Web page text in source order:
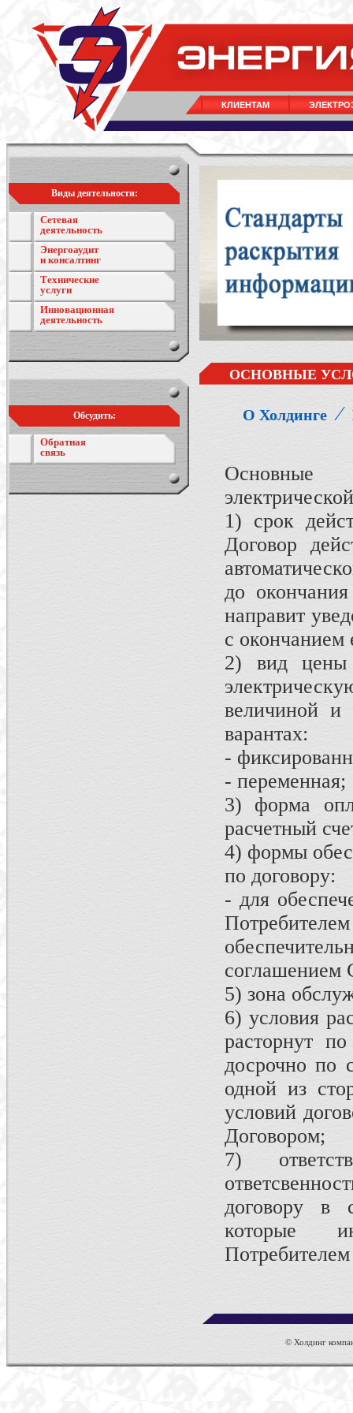
КЛИЕНТАМ
Виды деятельности:
Сетевая
деятельность
Энергоаудит
и консалтинг
Технические
услуги
Инновационная
деятельность
Обсудить:
Обратная
связь
ОСНОВНЫЕ
О Холдинге ⁄
Основные
1) срок
Договор
до
направит
с окончанием
2) вид цены
величиной и
варантах:
-
- переменная;
3) форма
расчетный
4) формы
по договору:
- для
соглашением
5) зона
6) условия
расторнут
досрочно по
одной из
условий
Договором;
7)
договору в
которые
Потребителем
© Холдинг